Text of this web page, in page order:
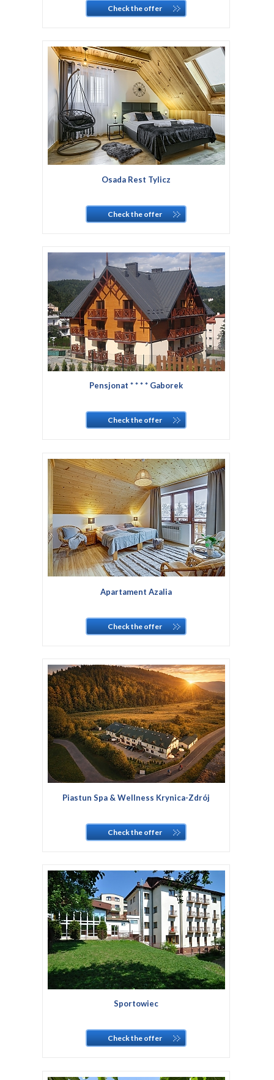
Check the offer
Osada Rest Tylicz
Check the offer
Pensjonat * * * * Gaborek
Check the offer
Apartament Azalia
Check the offer
Piastun Spa & Wellness Krynica-Zdrój
Check the offer
Sportowiec
Check the offer